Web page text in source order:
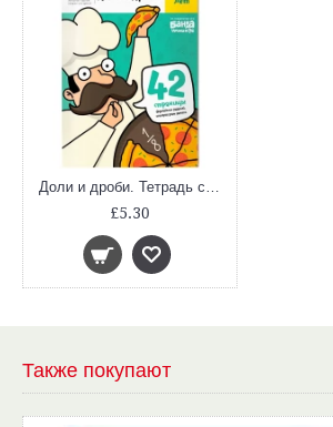
£5.30
Также покупают